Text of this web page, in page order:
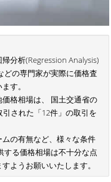
分析(Regression Analysis)
どの専門家が実際に価格査
す。
格相場は、 国土交通省の
された「12件」の取引を
の有無など、様々な条件
する価格相場は不十分な点
ようお願いいたします。